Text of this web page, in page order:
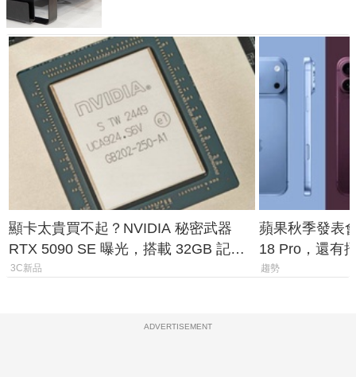
顯卡太貴買不起？NVIDIA 秘密武器
RTX 5090 SE 曝光，搭載 32GB 記憶
體
3C新品
蘋果秋季發表
18 Pro，還有
測一次看
趨勢
ADVERTISEMENT